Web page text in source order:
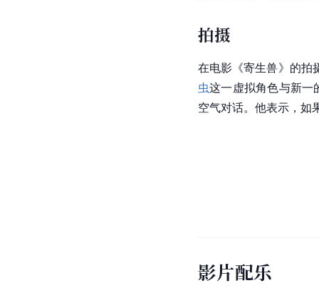
拍摄
在电影《寄生兽》的拍
虫这一虚拟角色与新一
空气对话。他表示，如
影片配乐